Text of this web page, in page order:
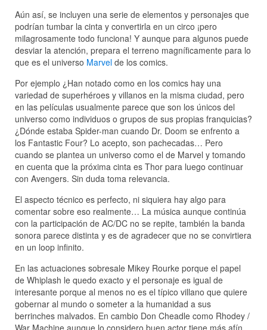
Aún así, se incluyen una serie de elementos y personajes que
podrían tumbar la cinta y convertirla en un circo ¡pero
milagrosamente todo funciona! Y aunque para algunos puede
desviar la atención, prepara el terreno magníficamente para lo
que es el universo Marvel de los comics.
Por ejemplo ¿Han notado como en los comics hay una
variedad de superhéroes y villanos en la misma ciudad, pero
en las películas usualmente parece que son los únicos del
universo como individuos o grupos de sus propias franquicias?
¿Dónde estaba Spider-man cuando Dr. Doom se enfrento a
los Fantastic Four? Lo acepto, son pachecadas… Pero
cuando se plantea un universo como el de Marvel y tomando
en cuenta que la próxima cinta es Thor para luego continuar
con Avengers. Sin duda toma relevancia.
El aspecto técnico es perfecto, ni siquiera hay algo para
comentar sobre eso realmente… La música aunque continúa
con la participación de AC/DC no se repite, también la banda
sonora parece distinta y es de agradecer que no se convirtiera
en un loop infinito.
En las actuaciones sobresale Mikey Rourke porque el papel
de Whiplash le quedo exacto y el personaje es igual de
interesante porque al menos no es el típico villano que quiere
gobernar al mundo o someter a la humanidad a sus
berrinches malvados. En cambio Don Cheadle como Rhodey /
War Machine aunque lo considero buen actor tiene más afín